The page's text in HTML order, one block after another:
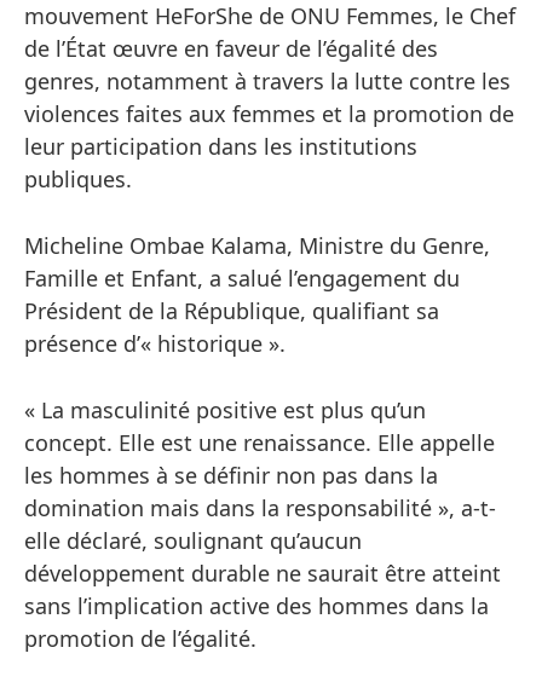
mouvement HeForShe de ONU Femmes, le Chef
de l’État œuvre en faveur de l’égalité des
genres, notamment à travers la lutte contre les
violences faites aux femmes et la promotion de
leur participation dans les institutions
publiques.
Micheline Ombae Kalama, Ministre du Genre,
Famille et Enfant, a salué l’engagement du
Président de la République, qualifiant sa
présence d’« historique ».
« La masculinité positive est plus qu’un
concept. Elle est une renaissance. Elle appelle
les hommes à se définir non pas dans la
domination mais dans la responsabilité », a-t-
elle déclaré, soulignant qu’aucun
développement durable ne saurait être atteint
sans l’implication active des hommes dans la
promotion de l’égalité.